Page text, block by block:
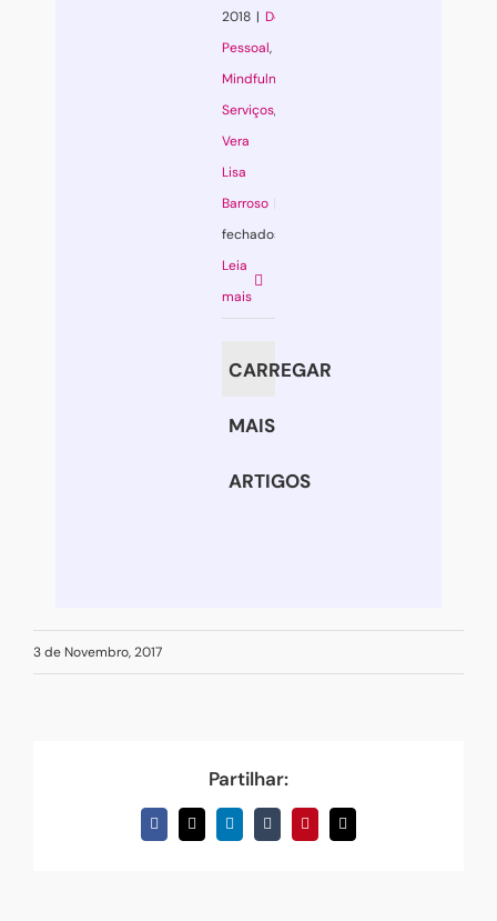
2018 | Desenvolvimento
Pessoal,
Mindfulness
Serviços,
Vera
Lisa
Barroso
fechados
em
Mindfulness:
dimensões
Leia
mais
CARREGAR
MAIS
ARTIGOS
3 de Novembro, 2017
Partilhar:
Facebook
X LinkedInTumblrPinterestEmail
(necessário